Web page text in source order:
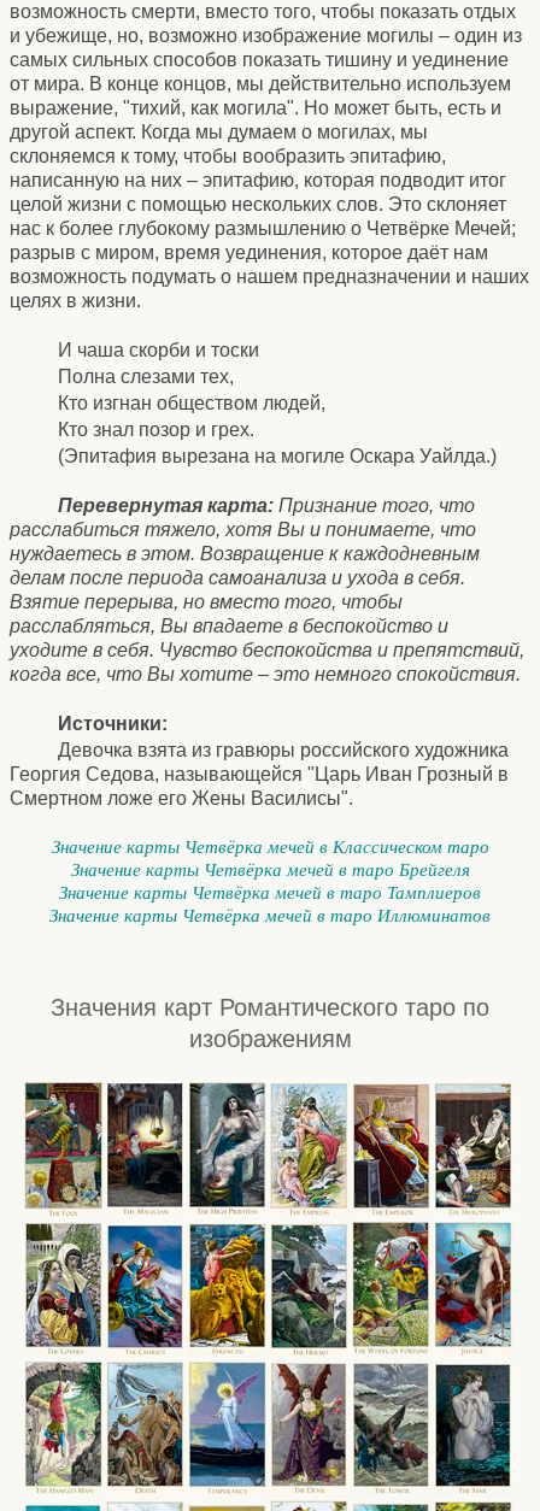
возможность смерти, вместо того, чтобы показать отдых
и убежище, но, возможно изображение могилы – один из
самых сильных способов показать тишину и уединение
от мира. В конце концов, мы действительно используем
выражение, "тихий, как могила". Но может быть, есть и
другой аспект. Когда мы думаем о могилах, мы
склоняемся к тому, чтобы вообразить эпитафию,
написанную на них – эпитафию, которая подводит итог
целой жизни с помощью нескольких слов. Это склоняет
нас к более глубокому размышлению о Четвёрке Мечей;
разрыв с миром, время уединения, которое даёт нам
возможность подумать о нашем предназначении и наших
целях в жизни.
И чаша скорби и тоски
Полна слезами тех,
Кто изгнан обществом людей,
Кто знал позор и грех.
(Эпитафия вырезана на могиле Оскара Уайлда.)
Перевернутая карта: Признание того, что
расслабиться тяжело, хотя Вы и понимаете, что
нуждаетесь в этом. Возвращение к каждодневным
делам после периода самоанализа и ухода в себя.
Взятие перерыва, но вместо того, чтобы
расслабляться, Вы впадаете в беспокойство и
уходите в себя. Чувство беспокойства и препятствий,
когда все, что Вы хотите – это немного спокойствия.
Источники:
Девочка взята из гравюры российского художника
Георгия Седова, называющейся "Царь Иван Грозный в
Смертном ложе его Жены Василисы".
Значение карты Четвёрка мечей в Классическом таро
Значение карты Четвёрка мечей в таро Брейгеля
Значение карты Четвёрка мечей в таро Тамплиеров
Значение карты Четвёрка мечей в таро Иллюминатов
Значения карт Романтического таро по
изображениям